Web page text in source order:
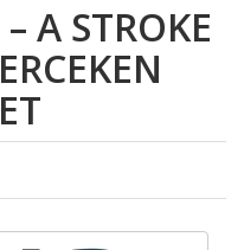
A STROKE